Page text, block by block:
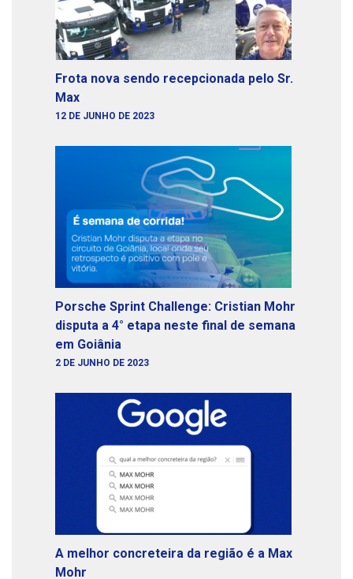
Frota nova sendo recepcionada pelo Sr.
Max
12 DE JUNHO DE 2023
Porsche Sprint Challenge: Cristian Mohr
disputa a 4° etapa neste final de semana
em Goiânia
2 DE JUNHO DE 2023
A melhor concreteira da região é a Max
Mohr